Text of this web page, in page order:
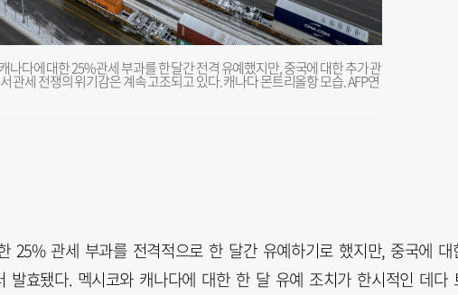
나다에 대한 25% 관세 부과를 한 달간 전격 유예했지만, 중국에 대한 추가 관
관세 전쟁의 위기감은 계속 고조되고 있다. 캐나다 몬트리올항 모습. AFP연
25% 관세 부과를 전격적으로 한 달간 유예하기로 했지만, 중국에 대
발효됐다. 멕시코와 캐나다에 대한 한 달 유예 조치가 한시적인 데다